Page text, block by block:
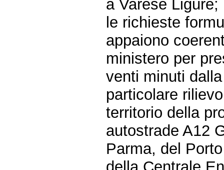
a Varese Ligure;
le richieste
appaiono
ministero per
venti minuti
particolare
territorio della
autostrade A12
Parma, del